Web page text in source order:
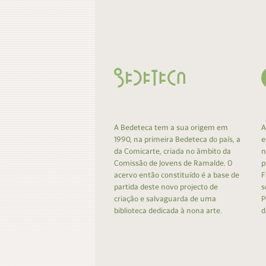
A Bedeteca tem a sua origem em
1990, na primeira Bedeteca do país, a
da Comicarte, criada no âmbito da
Comissão de Jovens de Ramalde. O
acervo então constituído é a base de
partida deste novo projecto de
criação e salvaguarda de uma
biblioteca dedicada à nona arte.